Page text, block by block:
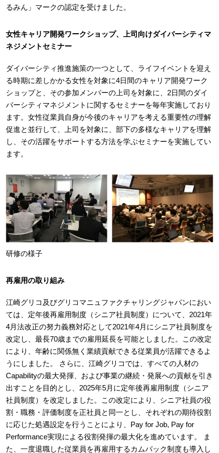
るみん」マークの認定を受けました。
女性キャリア開発ワークショップ、上司向けダイバーシティマ
ネジメントセミナー
ダイバーシティ推進施策の一つとして、ライフイベントを迎え
る時期に差しかかる女性を対象に4日間のキャリア開発ワーク
ショップと、その参加メンバーの上司を対象に、2日間のダイ
バーシティマネジメントに関するセミナーを毎年実施しており
ます。女性従業員自身が今後のキャリアを考える重要性の理解
促進と並行して、上司を対象に、部下の多様なキャリアを理解
し、その活躍をサポートする方法を学ぶセミナーを実施してい
ます。
研修の様子
再雇用の取り組み
江崎グリコ及びグリコマニュファクチャリングジャパンにおい
ては、定年後再雇用制度（シニア社員制度）について、2021年
4月法改正の努力義務対応として2021年4月にシニア社員制度を
改定し、最長70歳までの雇用延長を可能としました。この改定
により、年齢に関係無く業績貢献できる従業員が活躍できるよ
うにしました。 さらに、江崎グリコでは、すべての人材の
Capabilityの最大発揮、および事業の継続・発展への貢献を引き
出すことを目的とし、2025年5月に定年後再雇用制度（シニア
社員制度）を改定しました。この改定により、シニア社員の役
割・職務・評価制度を正社員と同一とし、それぞれの期待役割
に応じた処遇設定を行うことにより、Pay for Job, Pay for
Performance実現による役割発揮の最大化を進めています。 ま
た、一度退職した従業員を再雇用するカムバック制度も導入し